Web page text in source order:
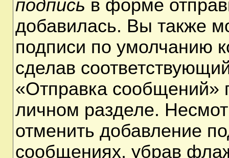
подпись в форме
добавилась. Вы также
подписи по умолчанию
сделав
«Отправка сообщений»
личном разделе.
отменить добавление
сообщениях, убрав